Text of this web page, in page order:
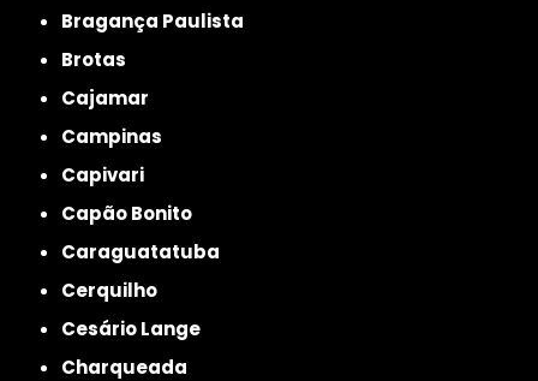
Bragança Paulista
Brotas
Cajamar
Campinas
Capivari
Capão Bonito
Caraguatatuba
Cerquilho
Cesário Lange
Charqueada